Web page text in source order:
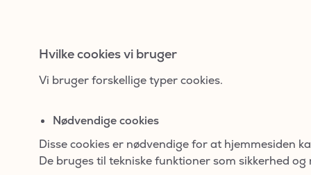
Hvilke cookies vi bruger
Vi bruger forskellige typer cookies.
Nødvendige cookies
Disse cookies er nødvendige for at hjemmesiden
De bruges til tekniske funktioner som sikkerhed